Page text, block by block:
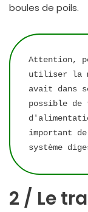
boules de poils.
Attention,
utiliser la
avait dans
possible de
important
système
2 / Le